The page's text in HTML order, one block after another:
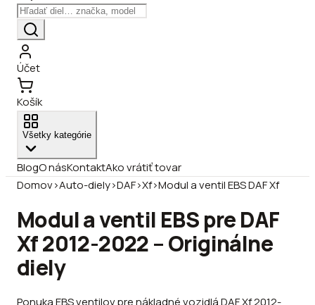
Účet
Košík
Všetky kategórie
BlogO násKontaktAko vrátiť tovar
Domov›Auto-diely›DAF›Xf›Modul a ventil EBS DAF Xf
Modul a ventil EBS pre DAF
Xf 2012-2022 – Originálne
diely
Ponuka EBS ventilov pre nákladné vozidlá DAF Xf 2012-